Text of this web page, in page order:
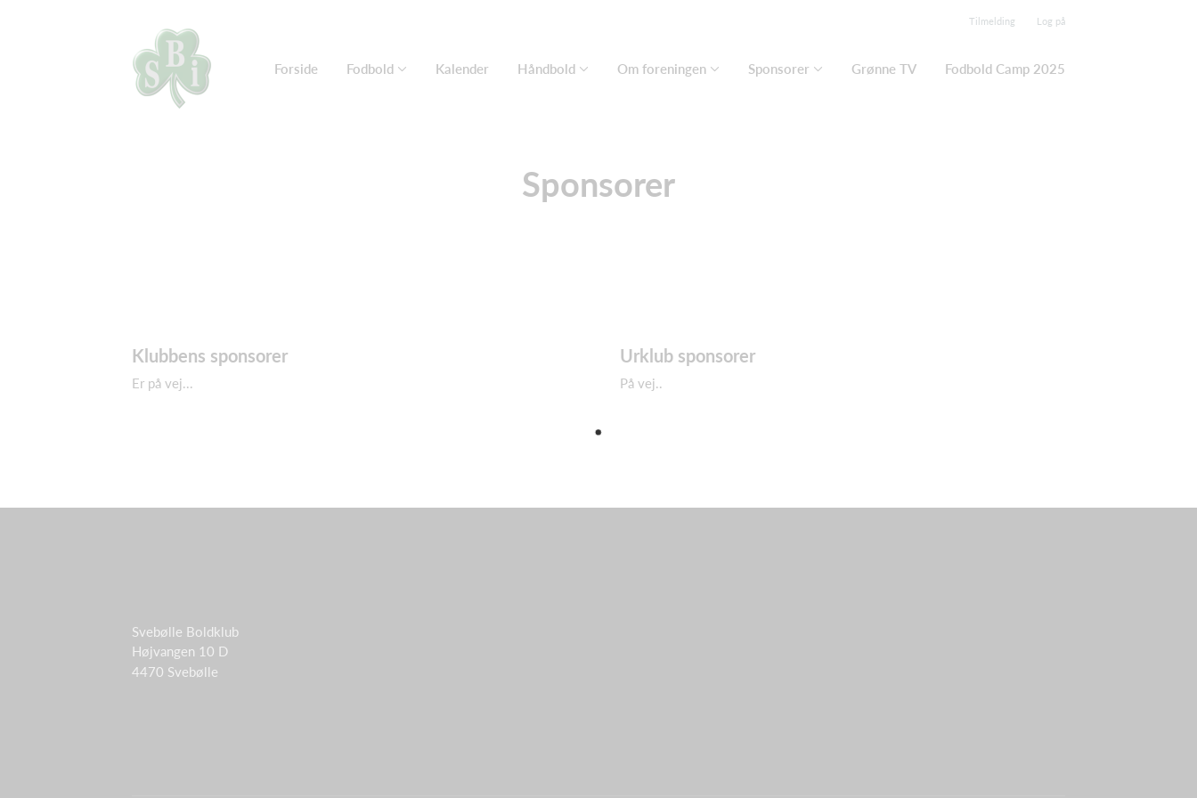
Tilmelding Log på
Forside Fodbold Kalender Håndbold Om foreningen Sponsorer Grønne TV Fodbold Camp 2025
Sponsorer
Klubbens sponsorer
Er på vej...
Urklub sponsorer
På vej..
Svebølle Boldklub
Højvangen 10 D
4470 Svebølle